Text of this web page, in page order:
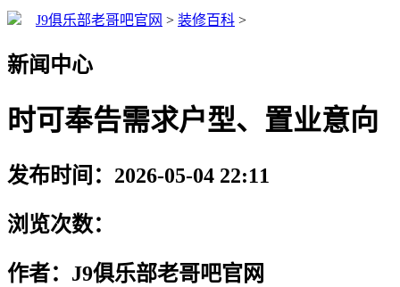
J9俱乐部老哥吧官网 > 装修百科 >
新闻中心
时可奉告需求户型、置业意向
发布时间：2026-05-04 22:11
浏览次数：
作者：J9俱乐部老哥吧官网